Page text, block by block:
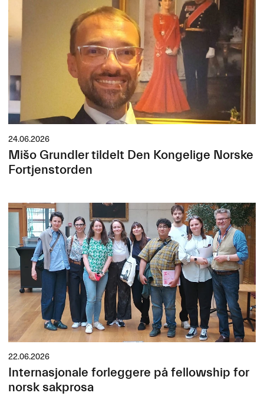
24.06.2026
Mišo Grundler tildelt Den Kongelige Norske
Fortjenstorden
22.06.2026
Internasjonale forleggere på fellowship for
norsk sakprosa